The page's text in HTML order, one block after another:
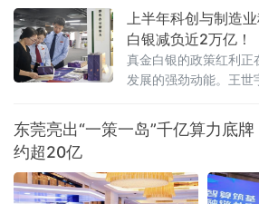
航冲刺；东海之滨，长江口南槽航道治理
后可实现5000吨级船舶全潮通航；琼岛西
装箱枢纽港扩建工程码头主体全面完工，年
批水运通道相继
上半年科创与制造
白银减负近2万亿！
真金白银的政策红利正
发展的强劲动能。王世
发费用加计扣除等支
让的政策减税
东莞亮出“一策一岛”千亿算力底
约超20亿